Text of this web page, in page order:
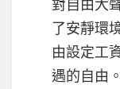
對自由大
了安靜環
由設定工
遇的自由